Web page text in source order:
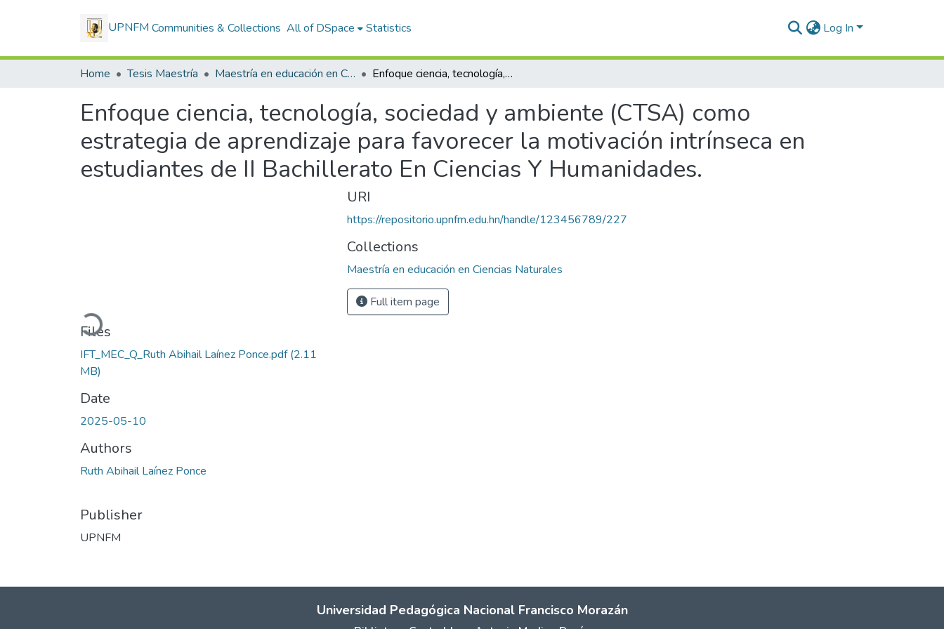
UPNFM Communities & Collections All of DSpace Statistics Log In
Home Tesis Maestría Maestría en educación en Ciencias Naturales Enfoque ciencia, tecnología, sociedad y ambiente (CTSA) como estrategia de aprendizaje para favorecer la motivación intrínseca en estudiantes de II Bachillerato En Ciencias Y Humanidades.
Enfoque ciencia, tecnología, sociedad y ambiente (CTSA) como
estrategia de aprendizaje para favorecer la motivación intrínseca en
estudiantes de II Bachillerato En Ciencias Y Humanidades.
Loading...
Files
IFT_MEC_Q_Ruth Abihail Laínez Ponce.pdf(2.11
MB)
Date
2025-05-10
Authors
Ruth Abihail Laínez Ponce
Publisher
UPNFM
URI
https://repositorio.upnfm.edu.hn/handle/123456789/227
Collections
Maestría en educación en Ciencias Naturales
Full item page
Universidad Pedagógica Nacional Francisco Morazán